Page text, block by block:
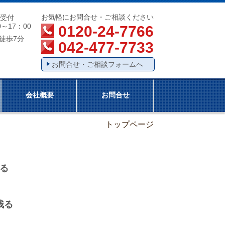
付
17：00
歩7分
お気軽にお問合せ・ご相談ください
0120-24-7766
042-477-7733
お問合せ・ご相談フォームへ
会社概要 お問合せ
トップページ
る